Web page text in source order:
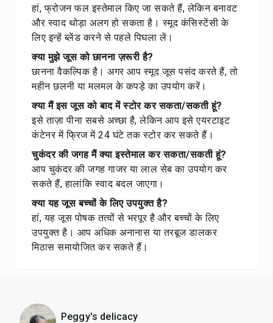
हां, फ्रोजन फल इस्तेमाल किए जा सकते हैं, लेकिन बनावट
और स्वाद थोड़ा अलग हो सकता है। स्मूद कंसिस्टेंसी के
लिए इन्हें ब्लेंड करने से पहले पिघला लें।
क्या मुझे जूस को छानना ज़रूरी है?
छानना वैकल्पिक है। अगर आप स्मूद जूस पसंद करते हैं, तो
महीन छलनी या मलमल के कपड़े का उपयोग करें।
क्या मैं इस जूस को बाद में स्टोर कर सकता/सकती हूं?
इसे ताज़ा पीना सबसे अच्छा है, लेकिन आप इसे एयरटाइट
कंटेनर में फ्रिज में 24 घंटे तक स्टोर कर सकते हैं।
चुकंदर की जगह मैं क्या इस्तेमाल कर सकता/सकती हूं?
आप चुकंदर की जगह गाजर या लाल सेब का उपयोग कर
सकते हैं, हालांकि स्वाद बदल जाएगा।
क्या यह जूस बच्चों के लिए उपयुक्त है?
हां, यह जूस पोषक तत्वों से भरपूर है और बच्चों के लिए
उपयुक्त है। आप अधिक अनानास या तरबूज डालकर
मिठास समायोजित कर सकते हैं।
Peggy's delicacy